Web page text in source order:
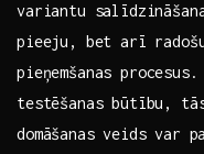
variantu
pieeju, bet‌ arī radošu
pieņemšanas
testēšanas būtību,
‌domāšanas veids⁤ var